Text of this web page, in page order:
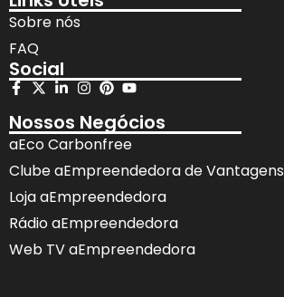
Sobre nós
FAQ
Social
Nossos Negócios
aEco Carbonfree
Clube aEmpreendedora de Vantagens
Loja aEmpreendedora
Rádio aEmpreendedora
Web TV aEmpreendedora